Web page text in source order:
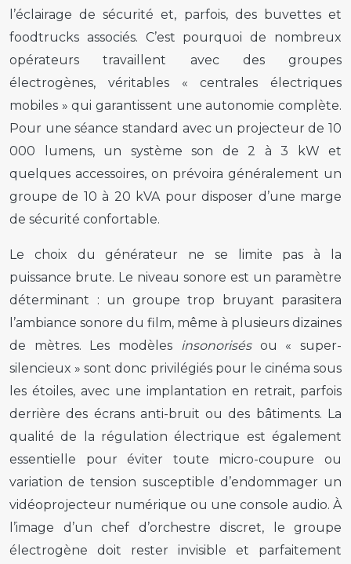
l’éclairage de sécurité et, parfois, des buvettes et
foodtrucks associés. C’est pourquoi de nombreux
opérateurs travaillent avec des groupes
électrogènes, véritables « centrales électriques
mobiles » qui garantissent une autonomie complète.
Pour une séance standard avec un projecteur de 10
000 lumens, un système son de 2 à 3 kW et
quelques accessoires, on prévoira généralement un
groupe de 10 à 20 kVA pour disposer d’une marge
de sécurité confortable.
Le choix du générateur ne se limite pas à la
puissance brute. Le niveau sonore est un paramètre
déterminant : un groupe trop bruyant parasitera
l’ambiance sonore du film, même à plusieurs dizaines
de mètres. Les modèles insonorisésou « super-
silencieux » sont donc privilégiés pour le cinéma sous
les étoiles, avec une implantation en retrait, parfois
derrière des écrans anti-bruit ou des bâtiments. La
qualité de la régulation électrique est également
essentielle pour éviter toute micro-coupure ou
variation de tension susceptible d’endommager un
vidéoprojecteur numérique ou une console audio. À
l’image d’un chef d’orchestre discret, le groupe
électrogène doit rester invisible et parfaitement